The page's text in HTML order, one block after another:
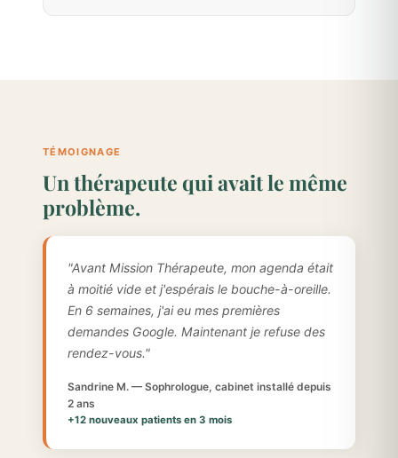
TÉMOIGNAGE
Un thérapeute qui avait le même
problème.
"Avant Mission Thérapeute, mon agenda était
à moitié vide et j'espérais le bouche-à-oreille.
En 6 semaines, j'ai eu mes premières
demandes Google. Maintenant je refuse des
rendez-vous."
Sandrine M. — Sophrologue, cabinet installé depuis
2 ans
+12 nouveaux patients en 3 mois